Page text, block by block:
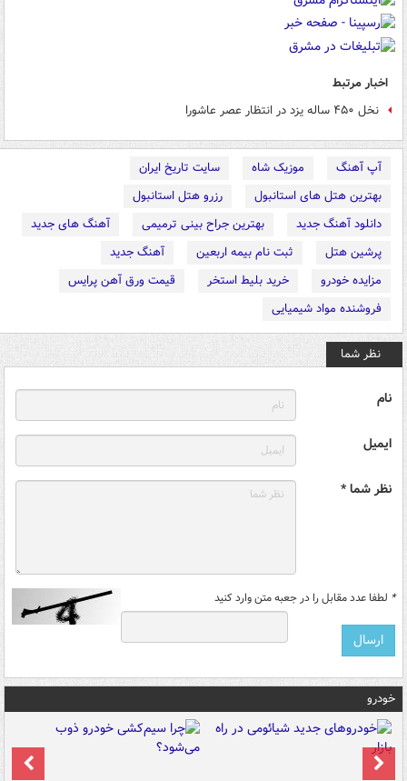
اخبار مرتبط
نخل ۴۵۰ ساله یزد در انتظار عصر عاشورا
آپ آهنگ موزیک شاه
سایت تاریخ ایران
بهترین هتل های استانبول
رزرو هتل استانبول
دانلود آهنگ جدید
بهترین جراح بینی ترمیمی
آهنگ های جدید
پرشین هتل
ثبت نام بیمه اربعین
آهنگ جدید
مزایده خودرو
خرید بلیط استخر
قیمت ورق آهن پرایس
فروشنده مواد شیمیایی
نظر شما
نام
ایمیل
نظر شما *
* لطفا عدد مقابل را در جعبه متن وارد کنید
خودرو